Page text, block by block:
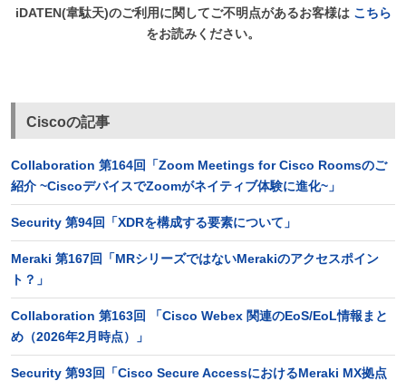
iDATEN(韋駄天)のご利用に関してご不明点があるお客様は こちら
をお読みください。
Ciscoの記事
Collaboration 第164回「Zoom Meetings for Cisco Roomsのご
紹介 ~CiscoデバイスでZoomがネイティブ体験に進化~」
Security 第94回「XDRを構成する要素について」
Meraki 第167回「MRシリーズではないMerakiのアクセスポイン
ト？」
Collaboration 第163回 「Cisco Webex 関連のEoS/EoL情報まと
め（2026年2月時点）」
Security 第93回「Cisco Secure AccessにおけるMeraki MX拠点